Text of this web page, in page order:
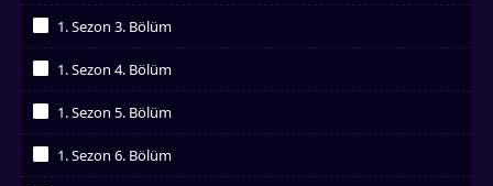
1. Sezon 3. Bölüm
1. Sezon 4. Bölüm
1. Sezon 5. Bölüm
1. Sezon 6. Bölüm